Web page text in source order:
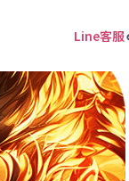
Line客服